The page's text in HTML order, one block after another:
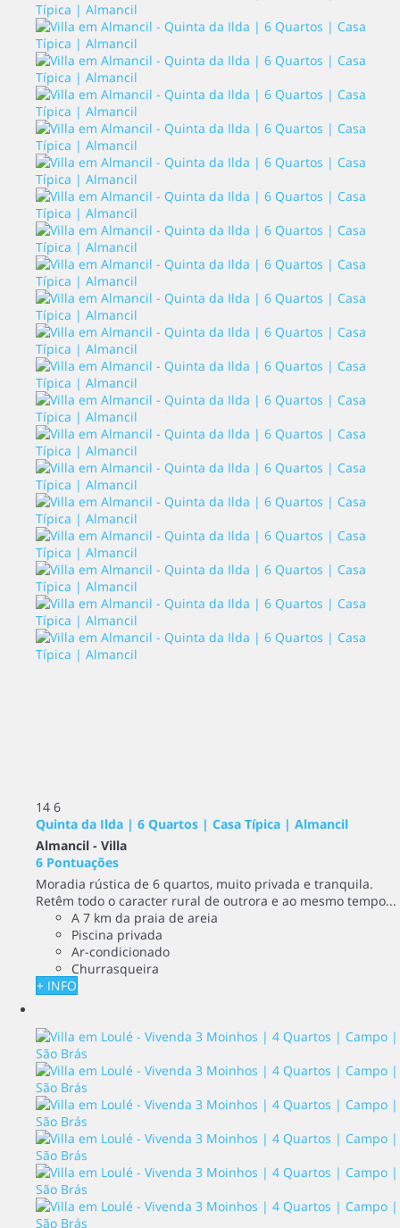
14 6
Quinta da Ilda | 6 Quartos | Casa Típica | Almancil
Almancil - Villa
6 Pontuações
Moradia rústica de 6 quartos, muito privada e tranquila.
Retêm todo o caracter rural de outrora e ao mesmo tempo...
A 7 km da praia de areia
Piscina privada
Ar-condicionado
Churrasqueira
+ INFO